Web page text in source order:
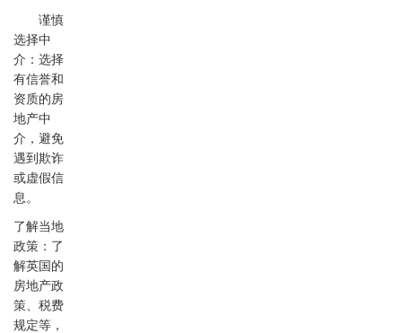
谨慎
选择中
介：选择
有信誉和
资质的房
地产中
介，避免
遇到欺诈
或虚假信
息。
了解当地
政策：了
解英国的
房地产政
策、税费
规定等，